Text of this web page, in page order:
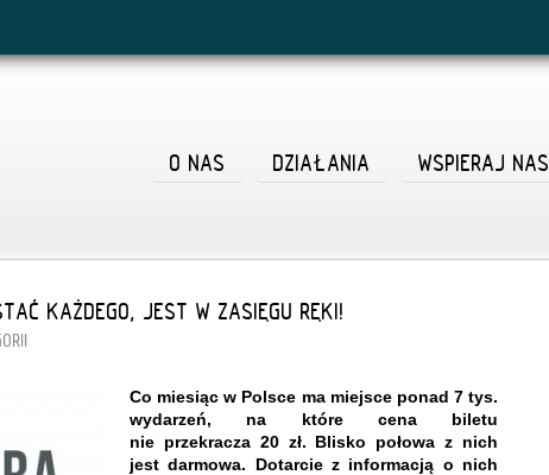
WSPIERAJ NAS
DZIAŁANIA
O NAS
KAŻDEGO, JEST W ZASIĘGU RĘKI!
Co miesiąc w Polsce ma miejsce ponad 7 tys.
wydarzeń,
na które cena biletu
nie przekracza 20 zł. Blisko połowa z nich
jest darmowa. Dotarcie z informacją o nich